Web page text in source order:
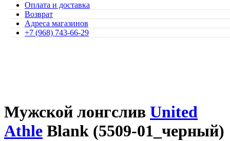
Оплата и доставка
Возврат
Адреса магазинов
+7 (968) 743-66-29
Мужской лонгслив United
Athle Blank (5509-01_черный)